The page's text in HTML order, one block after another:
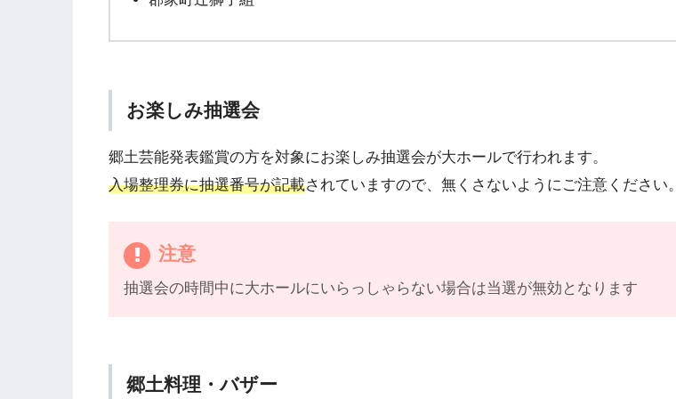
お楽しみ抽選会
郷土芸能発表鑑賞の方を対象にお楽しみ抽選会が大ホールで行われます。
入場整理券に抽選番号が記載されていますので、無くさないようにご注意ください。
注意
抽選会の時間中に大ホールにいらっしゃらない場合は当選が無効となります
郷土料理・バザー